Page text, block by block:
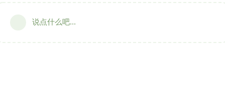
说点什么吧...